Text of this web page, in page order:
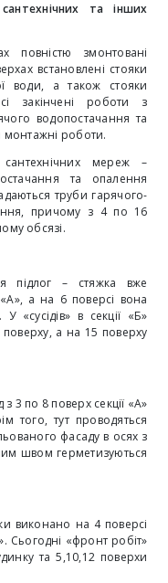
та інших
змонтовані
встановлені стояки
води, а також стояки
закінчені роботи з
водопостачання та
монтажні роботи.
мереж –
та опалення
труби гарячого-
причому з 4 по 16
обсязі.
підлог – стяжка вже
а на 6 поверсі вона
в секції «Б»
поверху, а на 15 поверху
3 по 8 поверх секції «А»
того, тут проводяться
фасаду в осях з
швом герметизуються
виконано на 4 поверсі
Сьогодні «фронт робіт»
та 5,10,12 поверхи